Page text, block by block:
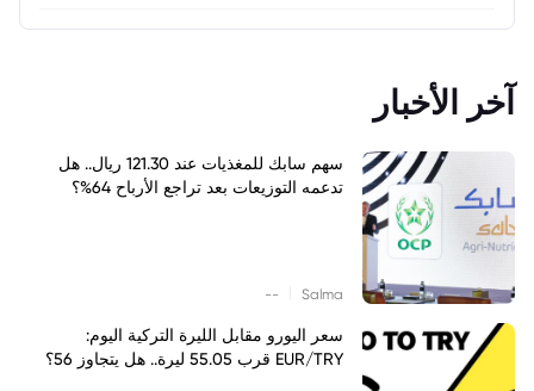
آخر الأخبار
سهم سابك للمغذيات عند 121.30 ريال.. هل
تدعمه التوزيعات بعد تراجع الأرباح 64%؟
Salma
--
سعر اليورو مقابل الليرة التركية اليوم:
EUR/TRY قرب 55.05 ليرة.. هل يتجاوز 56؟